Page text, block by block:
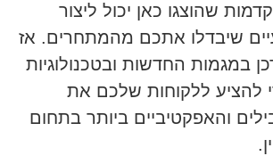
שהוצגו כאן יכול ליצור
שיבדלו אתכם מהמתחרים. אז
במגמות החדשות ובטכנולוגיות
ללקוחות שלכם את
והאפקטיביים ביותר בתחום